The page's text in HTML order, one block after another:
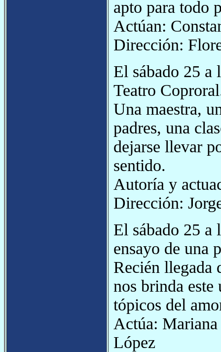
apto para todo
Actúan:
Dirección:
El sábado 25 a
Teatro
Una maestra,
padres, una
dejarse llevar
sentido.
Autoría y
Dirección:
El sábado 25 a
ensayo de una
Recién llegada
nos brinda
tópicos del
Actúa:
López